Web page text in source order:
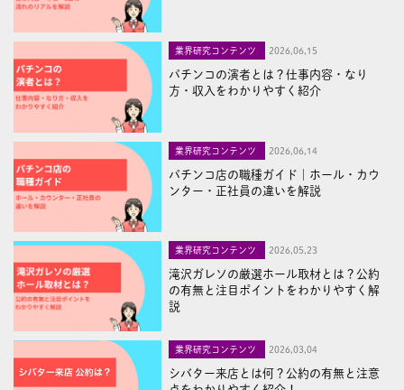
業界研究コンテンツ 2026,06,15
パチンコの演者とは？仕事内容・なり
方・収入をわかりやすく紹介
業界研究コンテンツ 2026,06,14
パチンコ店の職種ガイド｜ホール・カウ
ンター・正社員の違いを解説
業界研究コンテンツ 2026,05,23
滝沢ガレソの厳選ホール取材とは？公約
の有無と注目ポイントをわかりやすく解
説
業界研究コンテンツ 2026,03,04
シバター来店とは何？公約の有無と注意